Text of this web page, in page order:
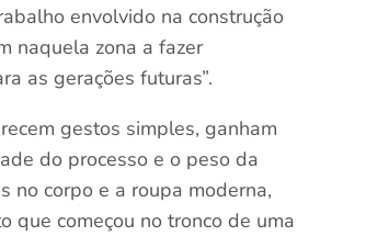
envolvido na construção
naquela zona a fazer
as gerações futuras”.
gestos simples, ganham
do processo e o peso da
no corpo e a roupa moderna,
que começou no tronco de uma